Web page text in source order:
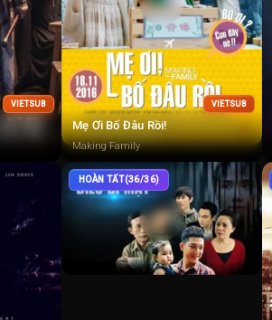
VIETSUB VIETSUB
Mẹ Ơi Bố Đâu Rồi!
Making Family
HOÀN TẤT(36/36)